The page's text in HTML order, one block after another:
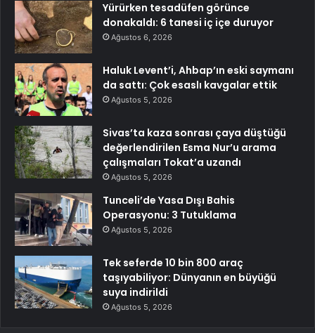
Yürürken tesadüfen görünce
donakaldı: 6 tanesi iç içe duruyor
Ağustos 6, 2026
Haluk Levent’i, Ahbap’ın eski saymanı
da sattı: Çok esaslı kavgalar ettik
Ağustos 5, 2026
Sivas’ta kaza sonrası çaya düştüğü
değerlendirilen Esma Nur’u arama
çalışmaları Tokat’a uzandı
Ağustos 5, 2026
Tunceli’de Yasa Dışı Bahis
Operasyonu: 3 Tutuklama
Ağustos 5, 2026
Tek seferde 10 bin 800 araç
taşıyabiliyor: Dünyanın en büyüğü
suya indirildi
Ağustos 5, 2026